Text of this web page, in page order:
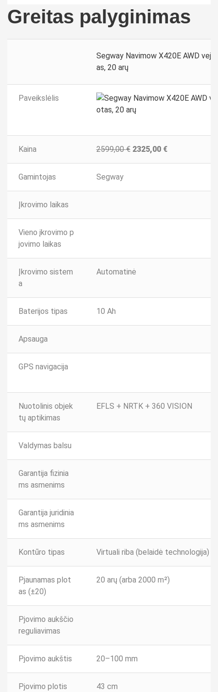
Greitas palyginimas
Segway Navimow X420E AWD
as, 20 arų
Paveikslėlis
Kaina 2599,00€ 2325,00 €
Gamintojas Segway
Įkrovimo laikas
Vieno įkrovimo p
jovimo laikas
Įkrovimo sistem
a
Automatinė
Baterijos tipas 10 Ah
Apsauga
GPS navigacija
Nuotolinis objek
tų aptikimas
EFLS + NRTK + 360 VISION
Valdymas balsu
Garantija fizinia
ms asmenims
Garantija juridinia
ms asmenims
Kontūro tipas Virtuali riba (belaidė technologija)
Pjaunamas plot
as (±20)
20 arų (arba 2000 m²)
Pjovimo aukščio
reguliavimas
Pjovimo aukštis 20–100 mm
Pjovimo plotis 43 cm